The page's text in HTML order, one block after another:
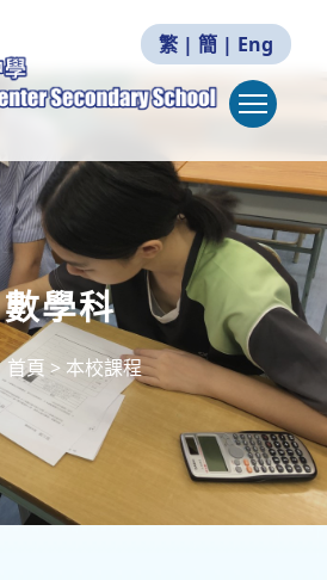
繁 | 簡 | Eng
數學科
首頁 > 本校課程